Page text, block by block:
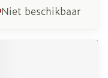
Niet beschikbaar